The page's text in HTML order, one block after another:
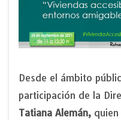
Desde el ámbito
participación de la
Tatiana Alemán,